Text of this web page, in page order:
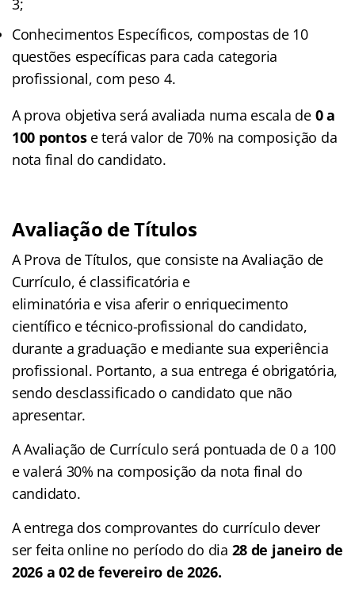
Conhecimentos Específicos, compostas de 10
questões específicas para cada categoria
profissional, com peso 4.
A prova objetiva será avaliada numa escala de 0 a
100 pontos e terá valor de 70% na composição da
nota final do candidato.
Avaliação de Títulos
A Prova de Títulos, que consiste na Avaliação de
Currículo, é classificatória e
eliminatória e visa aferir o enriquecimento
científico e técnico-profissional do candidato,
durante a graduação e mediante sua experiência
profissional. Portanto, a sua entrega é obrigatória,
sendo desclassificado o candidato que não
apresentar.
A Avaliação de Currículo será pontuada de 0 a 100
e valerá 30% na composição da nota final do
candidato.
A entrega dos comprovantes do currículo dever
ser feita online no período do dia 28 de janeiro de
2026 a 02 de fevereiro de 2026.